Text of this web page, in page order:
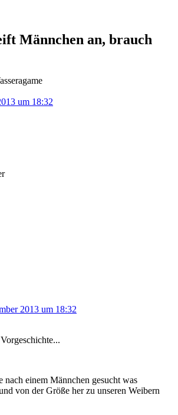
Männchen an, brauch
um 18:32
2013 um 18:32
nach einem Männchen gesucht was
von der Größe her zu unseren Weibern